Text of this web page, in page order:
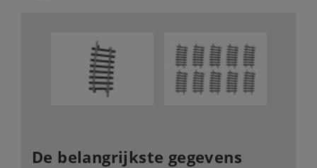
De belangrijkste gegevens